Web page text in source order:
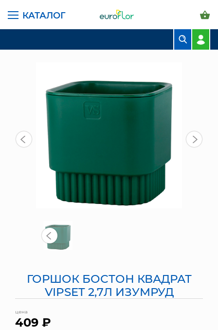
КАТАЛОГ
ЦВЕТЫ В ПАЧКАХ
СВАДЕБНАЯ ФЛОРИСТИКА
ГРУНТЫ И УДОБРЕНИЯ
ЯЩИКИ
СУНДУКИ
ГЛАВНАЯ СТРАНИЦА КАТАЛОГ
ГОРШКИ И КАШПО
ГОРШОК БОСТОН КВАДРАТ
VIPSET 2,7Л ИЗУМРУД
цена
409 ₽